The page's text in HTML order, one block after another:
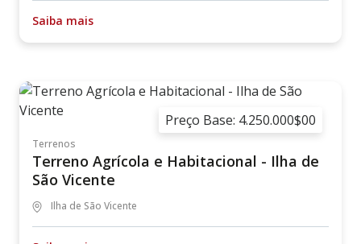
Saiba mais
Preço Base: 4.250.000$00
Terrenos
Terreno Agrícola e Habitacional - Ilha de
São Vicente
Ilha de São Vicente